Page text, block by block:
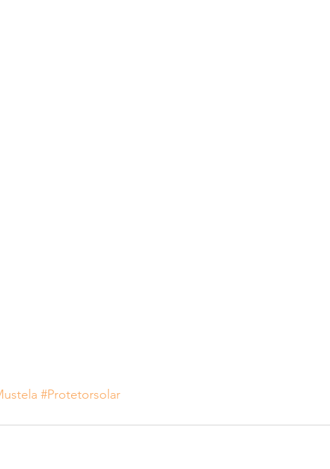
#Protetorsolar